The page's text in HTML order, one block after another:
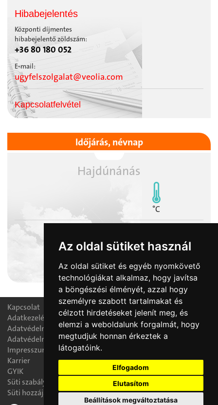
Az oldal sütiket használ
Az oldal sütiket és egyéb nyomkövető
technológiákat alkalmaz, hogy javítsa
a böngészési élményét, azzal hogy
személyre szabott tartalmakat és
célzott hirdetéseket jelenít meg, és
elemzi a weboldalunk forgalmát, hogy
megtudjuk honnan érkeztek a
látogatóink.
Elfogadom
Elutasítom
Beállítások megváltoztatása
Hibabejelentés
Központi díjmentes
hibabejelentő zöldszám:
+36 80 180 052
E-mail:
ugyfelszolgalat@veolia.com
Kapcsolatfelvétel
Időjárás, névnap
Hajdúnánás
°C
László napja
Kapcsolat
Adatkezelési nyilatkozat
Adatvédelmi tájékoztató
Adatvédelmi tisztségviselő
Impresszum
Karrier
GYIK
Süti szabályzat
Süti hozzájárulás módosítása